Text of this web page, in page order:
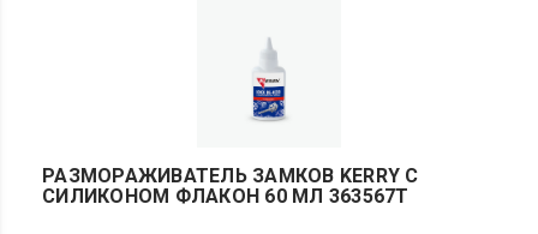
РАЗМОРАЖИВАТЕЛЬ ЗАМКОВ KERRY С
СИЛИКОНОМ ФЛАКОН 60 МЛ 363567T